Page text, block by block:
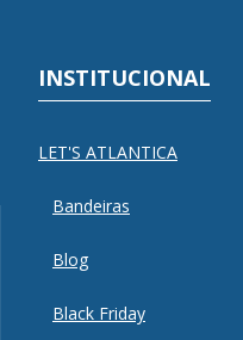
INSTITUCIONAL
LET'S ATLANTICA
Bandeiras
Blog
Black Friday